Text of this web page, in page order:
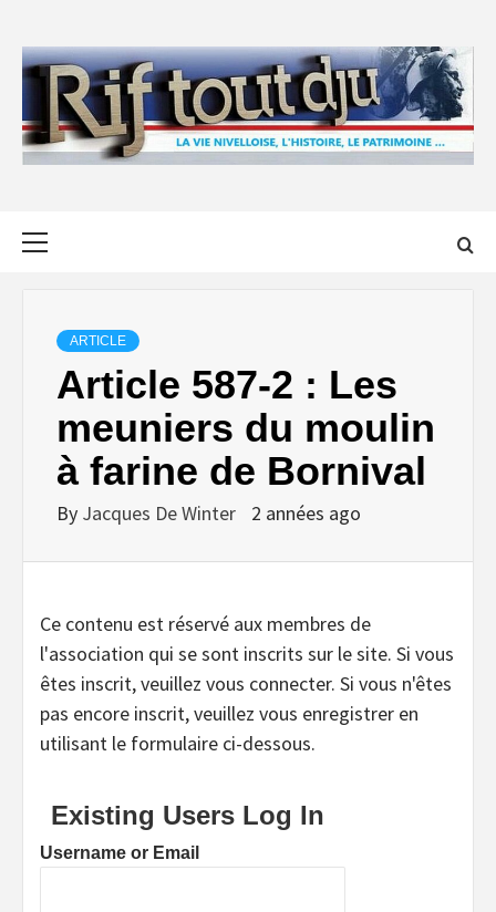
content
ARTICLE
Article 587-2 : Les
meuniers du moulin
à farine de Bornival
By Jacques De Winter 2 années ago
Ce contenu est réservé aux membres de
l'association qui se sont inscrits sur le site. Si vous
êtes inscrit, veuillez vous connecter. Si vous n'êtes
pas encore inscrit, veuillez vous enregistrer en
utilisant le formulaire ci-dessous.
Existing Users Log In
Username or Email